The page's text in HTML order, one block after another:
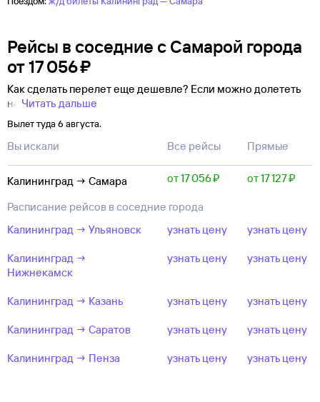
Рейсы в соседние с Самарой города
от17 ⁠056 ⁠₽
Как сделать перелет еще дешевле? Если можно долететь
на Читать дальше
Вылет туда 6 августа.
Вы искали Все рейсы Прямые
Калининград → Самара от 17 ⁠056 ⁠₽ от 17 ⁠127 ⁠₽
Расписание рейсов в соседние города
Калининград → Ульяновск
узнать цену узнать цену
Калининград →
Нижнекамск
узнать цену узнать цену
Калининград → Казань узнать цену узнать цену
Калининград → Саратов узнать цену узнать цену
Калининград → Пенза узнать цену узнать цену